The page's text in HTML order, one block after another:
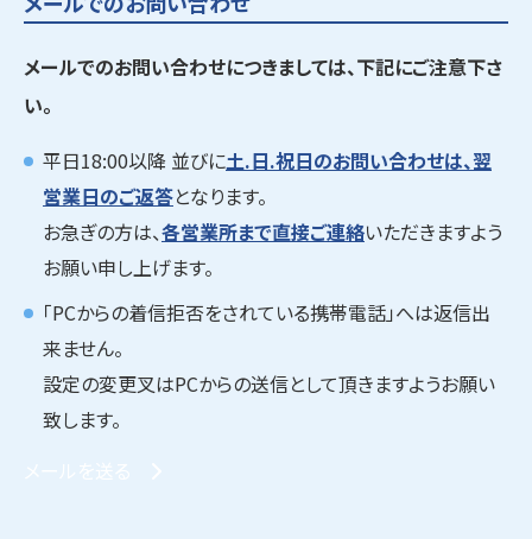
メールでのお問い合わせにつきましては、下記にご注意下さ
い。
平日18:00以降 並びに土.日.祝日のお問い合わせは、翌
営業日のご返答となります。
お急ぎの方は、各営業所まで直接ご連絡いただきますよう
お願い申し上げます。
「PCからの着信拒否をされている携帯電話」へは返信出
来ません。
設定の変更叉はPCからの送信として頂きますようお願い
致します。